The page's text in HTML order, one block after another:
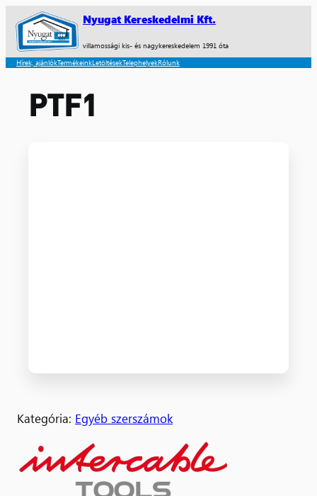
Nyugat Kereskedelmi Kft.
villamossági kis- és nagykereskedelem 1991 óta
Hírek, ajánlókTermékeinkLetöltésekTelephelyekRólunk
PTF1
Kategória: Egyéb szerszámok